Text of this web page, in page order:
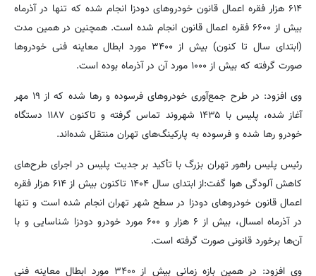
۶۱۴ هزار فقره اعمال قانون خودروهای دودزا انجام شده که تنها در آذرماه
بیش از ۶۶۰۰ فقره اعمال قانون انجام شده است. همچنین در همین مدت
(ابتدای سال تا کنون) بیش از ۳۴۰۰ مورد ابطال معاینه فنی خودروها
صورت گرفته که بیش از ۱۰۰۰ مورد آن در آذرماه بوده است.
وی افزود: در طرح جمع‌آوری خودروهای فرسوده و رها شده که از ۱۹ مهر
آغاز شده، پلیس با ۱۴۳۵ شهروند تماس گرفته و تاکنون ۱۱۸۷ دستگاه
خودرو رها شده و فرسوده به پارکینگ‌های تهران منتقل شده‌اند.
رئیس پلیس راهور تهران بزرگ با تأکید بر جدیت پلیس در اجرای طرح‌های
کاهش آلودگی هوا گفت:
از ابتدای سال ۱۴۰۴ تاکنون بیش از ۶۱۴ هزار فقره
اعمال قانون خودروهای دودزا در سطح شهر تهران انجام شده است و تنها
در آذرماه امسال، بیش از ۶ هزار و ۶۰۰ مورد خودرو دودزا شناسایی و با
آن‌ها برخورد قانونی صورت گرفته است.
وی افزود: در همین بازه زمانی بیش از ۳۴۰۰ مورد ابطال معاینه فنی